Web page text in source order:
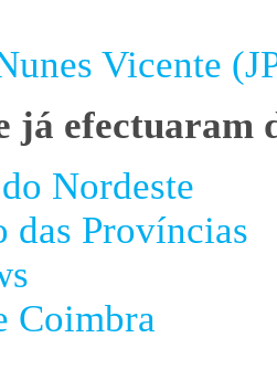
Vicente
já efectuaram
Nordeste
das Províncias
Coimbra